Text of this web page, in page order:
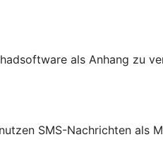
als Anhang zu
SMS-Nachrichten als